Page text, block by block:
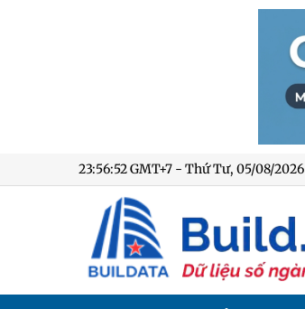
23:56:54 GMT+7 - Thứ Tư, 05/08/2026